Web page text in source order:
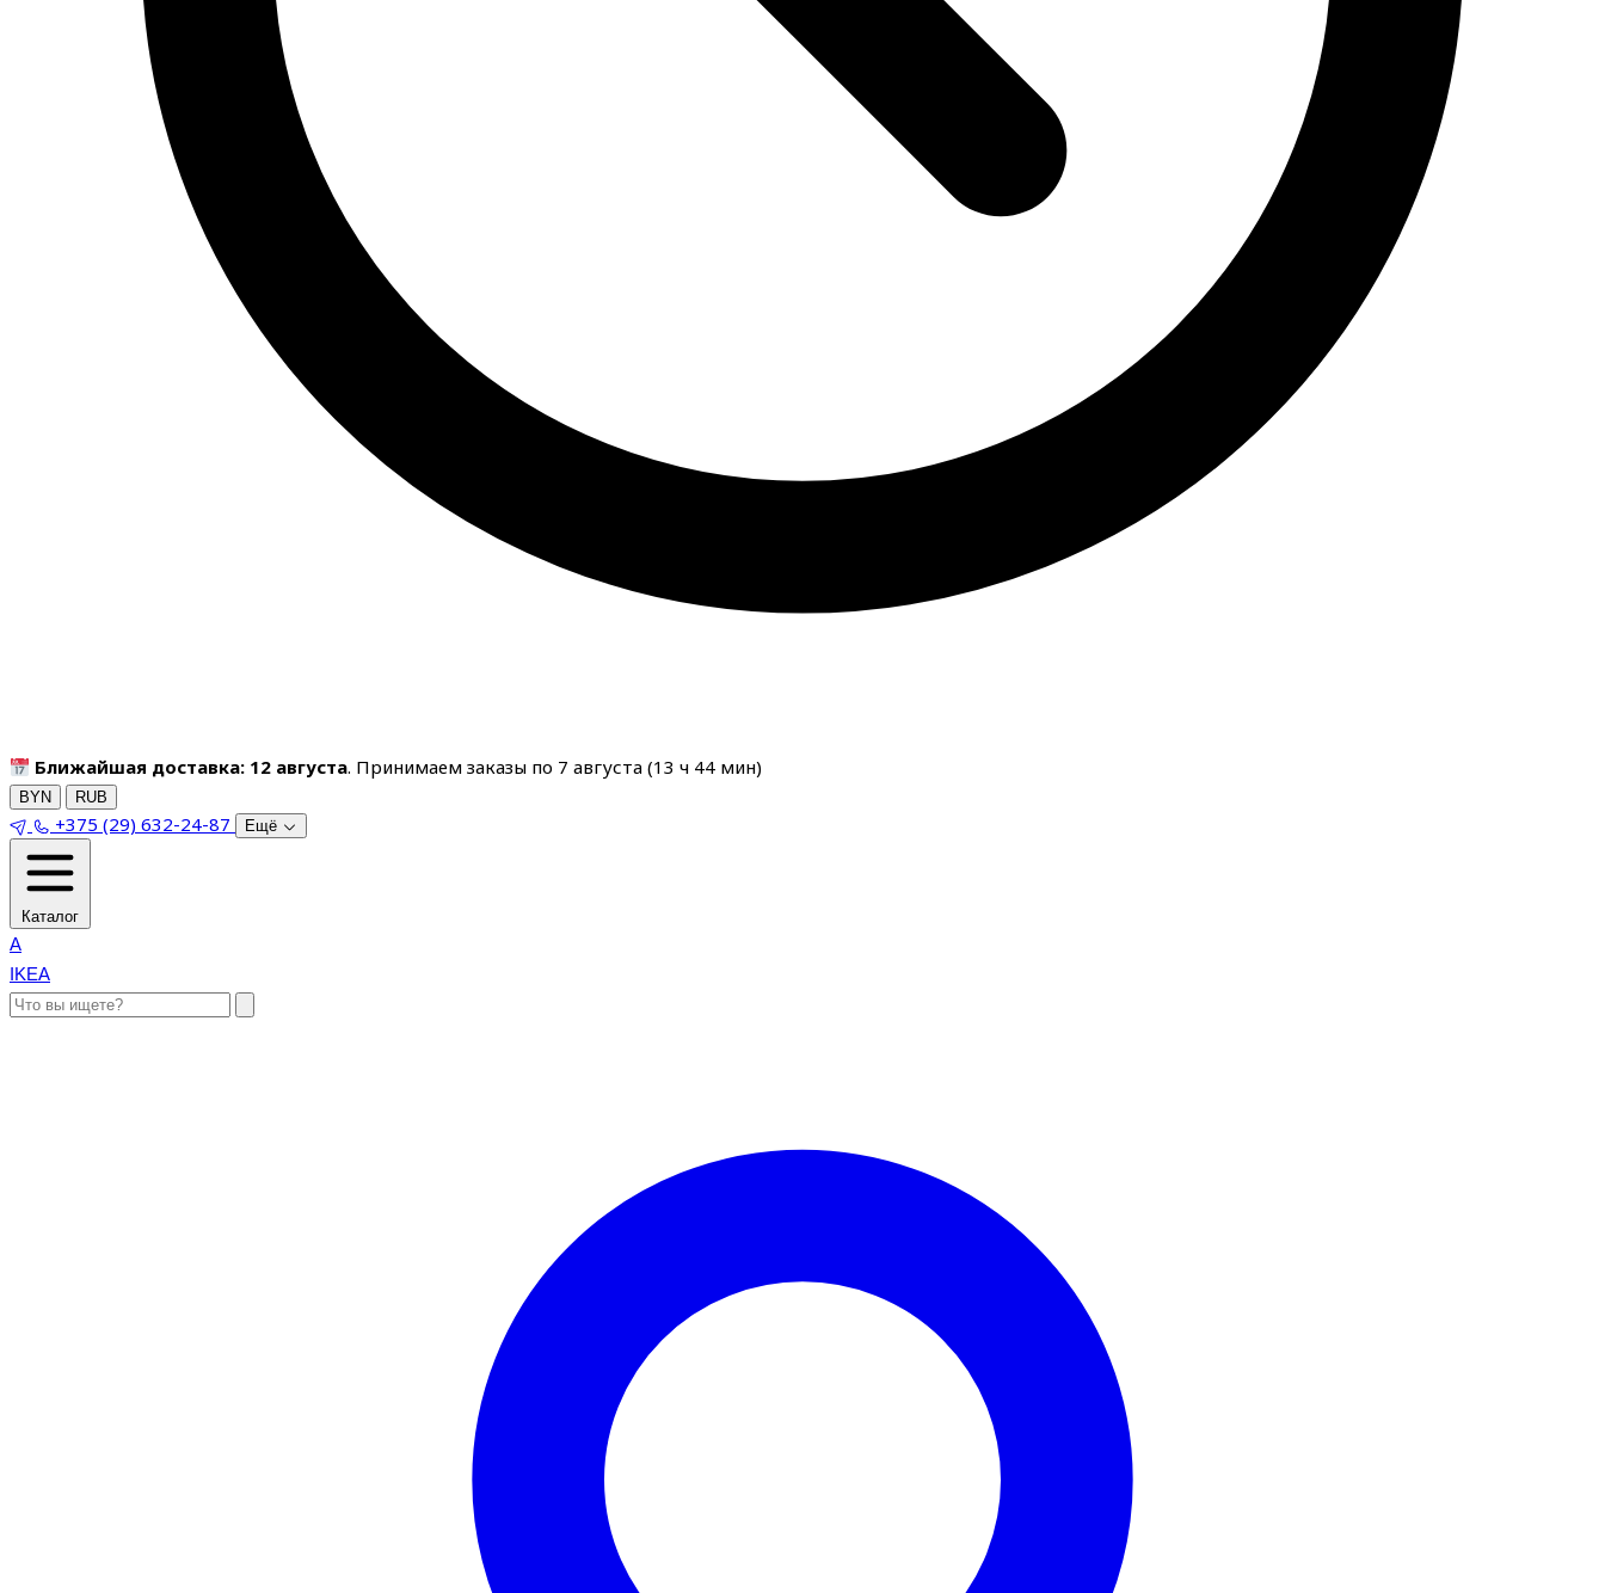
Ближайшая доставка: 12 августа. Принимаем заказы по 7 августа (13 ч 44 мин)
BYN RUB
+375 (29) 632-24-87 Ещё
Каталог
A
IKEA